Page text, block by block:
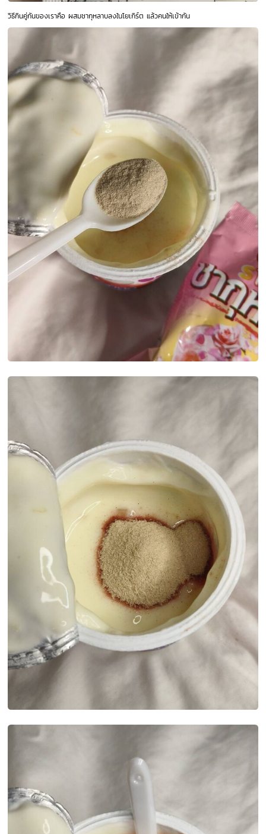
วิธีกินคู่กันของเราคือ ผสมชากุหลาบลงในโยเกิร์ต แล้วคนให้เข้ากัน